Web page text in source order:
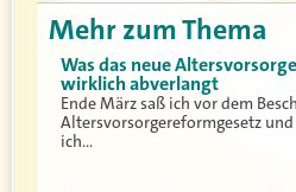
Mehr zum Thema
Was das neue
wirklich abverlangt
Ende März saß ich vor dem
Altersvorsorgereformgesetz
ich…